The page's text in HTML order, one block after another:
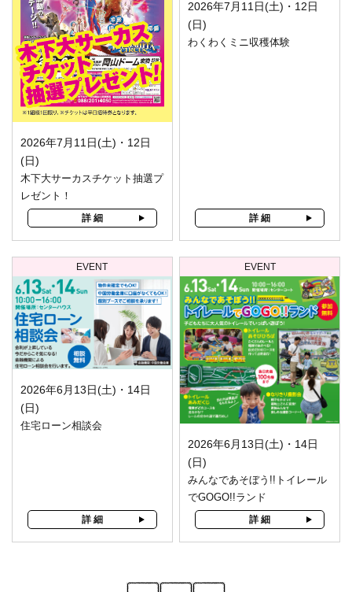
2026年7月11日(土)・12日
(日)
木下大サーカスチケット抽選プ
レゼント！
詳 細
2026年7月11日(土)・12日
(日)
わくわくミニ収穫体験
詳 細
EVENT
2026年6月13日(土)・14日
(日)
住宅ローン相談会
詳 細
EVENT
2026年6月13日(土)・14日
(日)
みんなであそぼう!!トイレール
でGOGO!!ランド
詳 細